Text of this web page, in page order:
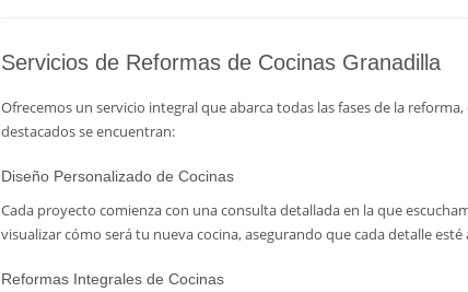
Servicios de Reformas de Cocinas Granadilla
Ofrecemos un servicio integral que abarca todas las fases de la
destacados se encuentran:
Diseño Personalizado de Cocinas
Cada proyecto comienza con una consulta detallada en la que
visualizar cómo será tu nueva cocina, asegurando que cada detalle
Reformas Integrales de Cocinas